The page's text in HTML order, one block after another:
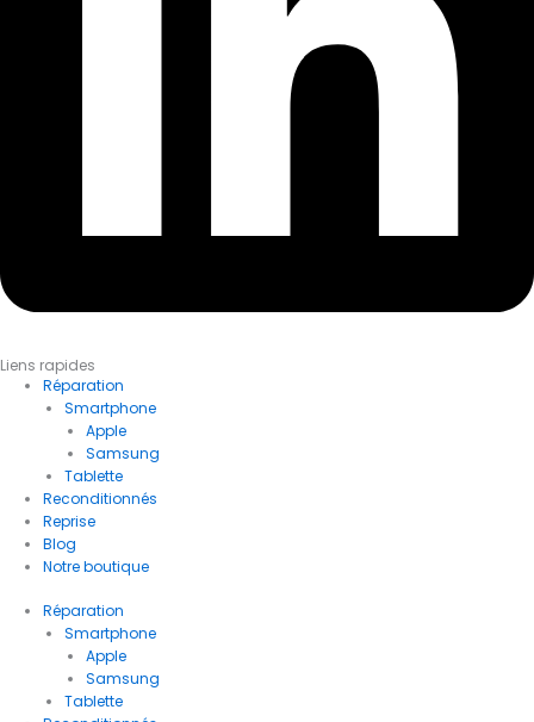
Liens rapides
Réparation
Smartphone
Apple
Samsung
Tablette
Reconditionnés
Reprise
Blog
Notre boutique
Réparation
Smartphone
Apple
Samsung
Tablette